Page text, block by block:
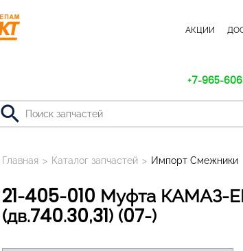
АКЦИИ
+7-965-
search
Главная > Каталог запчастей > Импорт Смежники
21-405-010 Муфта КАМАЗ-ЕВРО вязкостная на вентилятор d 654мм
(дв.740.30,31) (07-)